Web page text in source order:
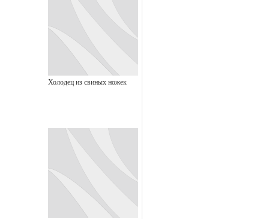
Холодец из свиных ножек